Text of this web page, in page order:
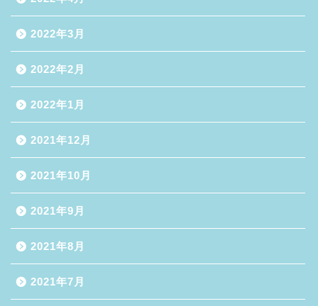
2022年3月
2022年2月
2022年1月
2021年12月
2021年10月
2021年9月
2021年8月
2021年7月